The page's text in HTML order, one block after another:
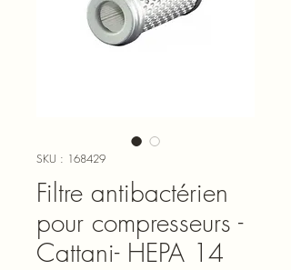
SKU : 168429
Filtre antibactérien
pour compresseurs -
Cattani- HEPA 14